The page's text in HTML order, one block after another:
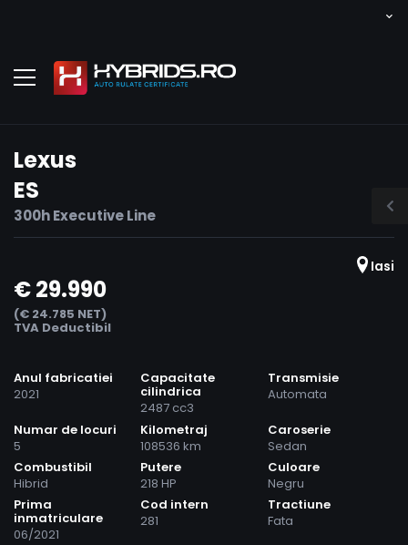
Lexus
ES
300h Executive Line
Iasi
€ 29.990
(€ 24.785 NET)
TVA Deductibil
Anul fabricatiei
2021
Capacitate
cilindrica
2487 cc3
Transmisie
Automata
Numar de locuri
5
Kilometraj
108536 km
Caroserie
Sedan
Combustibil
Hibrid
Putere
218 HP
Culoare
Negru
Prima
inmatriculare
06/2021
Cod intern
281
Tractiune
Fata